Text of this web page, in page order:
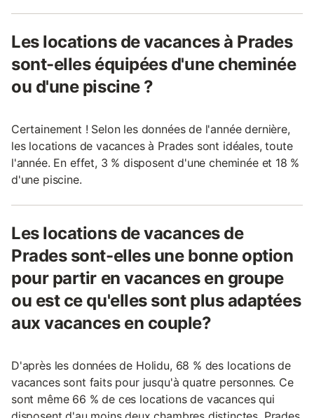
Les locations de vacances à Prades
sont-elles équipées d'une cheminée
ou d'une piscine ?
Certainement ! Selon les données de l'année dernière,
les locations de vacances à Prades sont idéales, toute
l'année. En effet, 3 % disposent d'une cheminée et 18 %
d'une piscine.
Les locations de vacances de
Prades sont-elles une bonne option
pour partir en vacances en groupe
ou est ce qu'elles sont plus adaptées
aux vacances en couple?
D'après les données de Holidu, 68 % des locations de
vacances sont faits pour jusqu'à quatre personnes. Ce
sont même 66 % de ces locations de vacances qui